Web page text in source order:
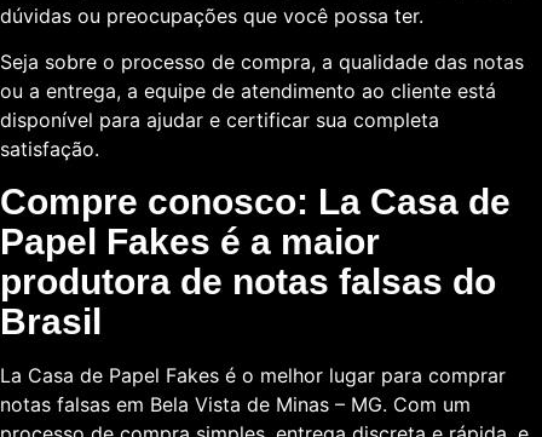
dúvidas ou preocupações que você possa ter.
Seja sobre o processo de compra, a qualidade das notas
ou a entrega, a equipe de atendimento ao cliente está
disponível para ajudar e certificar sua completa
satisfação.
Compre conosco: La Casa de
Papel Fakes é a maior
produtora de notas falsas do
Brasil
La Casa de Papel Fakes é o melhor lugar para comprar
notas falsas em Bela Vista de Minas – MG. Com um